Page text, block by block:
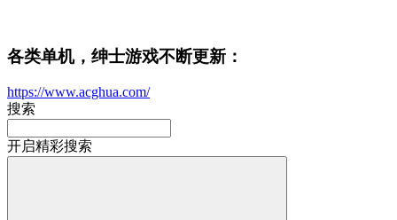
各类单机，绅士游戏不断更新：
https://www.acghua.com/
搜索
开启精彩搜索